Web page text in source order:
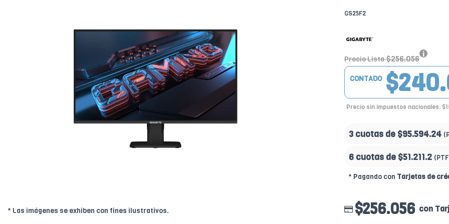
* Las imágenes se exhiben con fines ilustrativos.
GS25F2
Precio Lista $256.056
CONTADO
Precio sin impuestos nacionales:
3 cuotas de $95.594.24
6 cuotas de $51.211.2
* Pagando con Tarjetas de
$256.056 con